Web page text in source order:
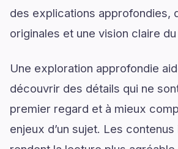
des explications approfondies,
originales et une vision claire
Une exploration approfondie
découvrir des détails qui ne
premier regard et à mieux
enjeux d’un sujet. Les